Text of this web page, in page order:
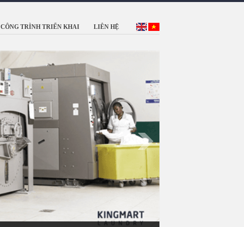
CÔNG TRÌNH TRIỂN KHAI LIÊN HỆ